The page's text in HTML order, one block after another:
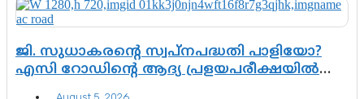
ജി. സുധാകരന്റെ സ്വപ്നപദ്ധതി പാളിയോ?
എസി റോഡിന്റെ ആദ്യ പ്രളയപരീക്ഷയിൽ